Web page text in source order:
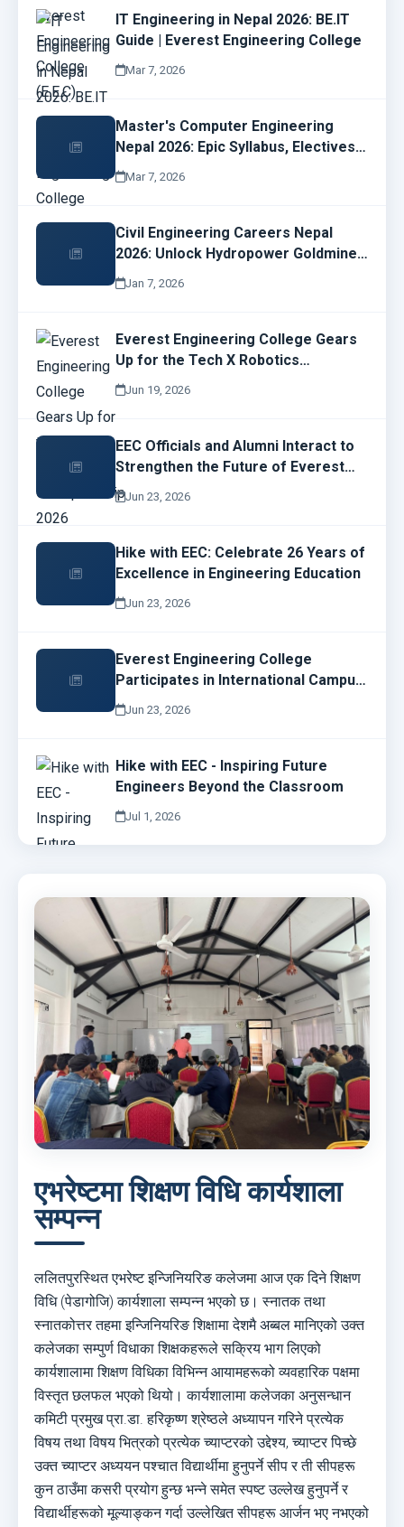
एभरेष्टमा शिक्षण विधि कार्यशाला
सम्पन्न
ललितपुरस्थित एभरेष्ट इन्जिनियरिङ कलेजमा आज एक दिने शिक्षण
विधि (पेडागोजि) कार्यशाला सम्पन्न भएको छ। स्नातक तथा
स्नातकोत्तर तहमा इन्जिनियरिङ शिक्षामा देशमै अब्बल मानिएको उक्त
कलेजका सम्पुर्ण विधाका शिक्षकहरूले सक्रिय भाग लिएको
कार्यशालामा शिक्षण विधिका विभिन्न आयामहरूको व्यवहारिक पक्षमा
विस्तृत छलफल भएको थियो। कार्यशालामा कलेजका अनुसन्धान
कमिटी प्रमुख प्रा.डा. हरिकृष्ण श्रेष्ठले अध्यापन गरिने प्रत्येक
विषय तथा विषय भित्रको प्रत्येक च्याप्टरको उद्देश्य, च्याप्टर पिच्छे
उक्त च्याप्टर अध्ययन पश्चात विद्यार्थीमा हुनुपर्ने सीप र ती सीपहरू
कुन ठाउँमा कसरी प्रयोग हुन्छ भन्ने समेत स्पष्ट उल्लेख हुनुपर्ने र
विद्यार्थीहरूको मूल्याङ्कन गर्दा उल्लेखित सीपहरू आर्जन भए नभएको
IT Engineering in Nepal 2026: BE.IT
Guide | Everest Engineering College
Mar 7, 2026
Master's Computer Engineering
Nepal 2026: Epic Syllabus, Electives
& Cyber Security Job Wins | EMC
Guide
Mar 7, 2026
Civil Engineering Careers Nepal
2026: Unlock Hydropower Goldmines
& EEC Opportunities Now!
Jan 7, 2026
Everest Engineering College Gears
Up for the Tech X Robotics
Championship 2026
Jun 19, 2026
EEC Officials and Alumni Interact to
Strengthen the Future of Everest
Engineering College
Jun 23, 2026
Hike with EEC: Celebrate 26 Years of
Excellence in Engineering Education
Jun 23, 2026
Everest Engineering College
Participates in International Campus
Network Design and Operations
Workshop
Jun 23, 2026
Hike with EEC - Inspiring Future
Engineers Beyond the Classroom
Jul 1, 2026